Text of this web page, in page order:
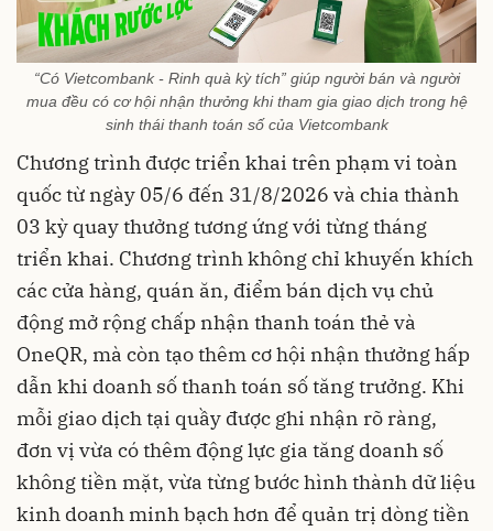
“Có Vietcombank - Rinh quà kỳ tích” giúp người bán và người
mua đều có cơ hội nhận thưởng khi tham gia giao dịch trong hệ
sinh thái thanh toán số của Vietcombank
Chương trình được triển khai trên phạm vi toàn
quốc từ ngày 05/6 đến 31/8/2026 và chia thành
03 kỳ quay thưởng tương ứng với từng tháng
triển khai. Chương trình không chỉ khuyến khích
các cửa hàng, quán ăn, điểm bán dịch vụ chủ
động mở rộng chấp nhận thanh toán thẻ và
OneQR, mà còn tạo thêm cơ hội nhận thưởng hấp
dẫn khi doanh số thanh toán số tăng trưởng. Khi
mỗi giao dịch tại quầy được ghi nhận rõ ràng,
đơn vị vừa có thêm động lực gia tăng doanh số
không tiền mặt, vừa từng bước hình thành dữ liệu
kinh doanh minh bạch hơn để quản trị dòng tiền